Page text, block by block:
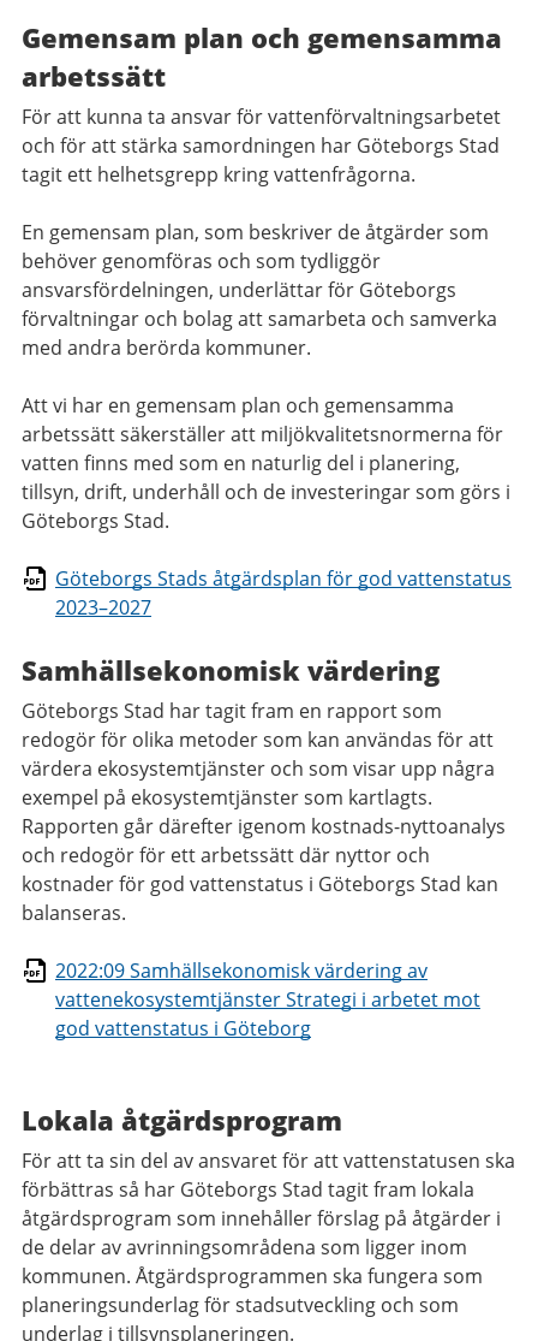
Gemensam plan och gemensamma
arbetssätt
För att kunna ta ansvar för vattenförvaltningsarbetet
och för att stärka samordningen har Göteborgs Stad
tagit ett helhetsgrepp kring vattenfrågorna.
En gemensam plan, som beskriver de åtgärder som
behöver genomföras och som tydliggör
ansvarsfördelningen, underlättar för Göteborgs
förvaltningar och bolag att samarbeta och samverka
med andra berörda kommuner.
Att vi har en gemensam plan och gemensamma
arbetssätt säkerställer att miljökvalitetsnormerna för
vatten finns med som en naturlig del i planering,
tillsyn, drift, underhåll och de investeringar som görs i
Göteborgs Stad.
Göteborgs Stads åtgärdsplan för god vattenstatus
2023–2027
Samhällsekonomisk värdering
Göteborgs Stad har tagit fram en rapport som
redogör för olika metoder som kan användas för att
värdera ekosystemtjänster och som visar upp några
exempel på ekosystemtjänster som kartlagts.
Rapporten går därefter igenom kostnads-nyttoanalys
och redogör för ett arbetssätt där nyttor och
kostnader för god vattenstatus i Göteborgs Stad kan
balanseras.
2022:09 Samhällsekonomisk värdering av
vattenekosystemtjänster Strategi i arbetet mot
god vattenstatus i Göteborg
Lokala åtgärdsprogram
För att ta sin del av ansvaret för att vattenstatusen ska
förbättras så har Göteborgs Stad tagit fram lokala
åtgärdsprogram som innehåller förslag på åtgärder i
de delar av avrinningsområdena som ligger inom
kommunen. Åtgärdsprogrammen ska fungera som
planeringsunderlag för stadsutveckling och som
underlag i tillsynsplaneringen.